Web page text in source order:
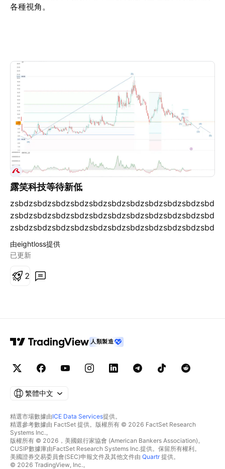
各種視角。
露笑科技等待新低
zsbdzsbdzsbdzsbdzsbdzsbdzsbdzsbdzsbdzsbdzsbd
zsbdzsbdzsbdzsbdzsbdzsbdzsbdzsbdzsbdzsbdzsbd
zsbdzsbdzsbdzsbdzsbdzsbdzsbdzsbdzsbdzsbdzsbd
zsbdzsbd
由eightloss提供
已更新
2
人類製造
繁體中文
精選市場數據由ICE Data Services提供。
精選參考數據由 FactSet 提供。版權所有 © 2026 FactSet Research
Systems Inc.。
版權所有 © 2026，美國銀行家協會 (American Bankers Association)。
CUSIP數據庫由FactSet Research Systems Inc.提供。保留所有權利。
美國證券交易委員會(SEC)申報文件及其他文件由 Quartr提供。
© 2026 TradingView, Inc.。